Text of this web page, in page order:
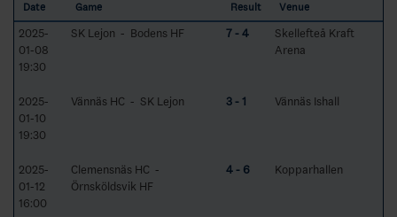
Date Game Result Venue
2025-
01-08
19:30
SK Lejon - Bodens HF 7 - 4
Skellefteå Kraft
Arena
2025-
01-10
19:30
Vännäs HC - SK Lejon 3 - 1 Vännäs Ishall
2025-
01-12
16:00
Clemensnäs HC -
Örnsköldsvik HF
4 - 6 Kopparhallen